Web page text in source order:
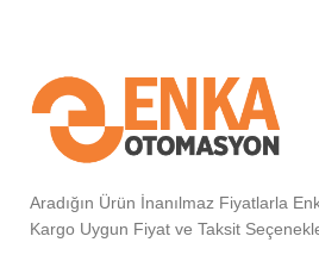
Aradığın Ürün İnanılmaz Fiyatlarla
Kargo Uygun Fiyat ve Taksit